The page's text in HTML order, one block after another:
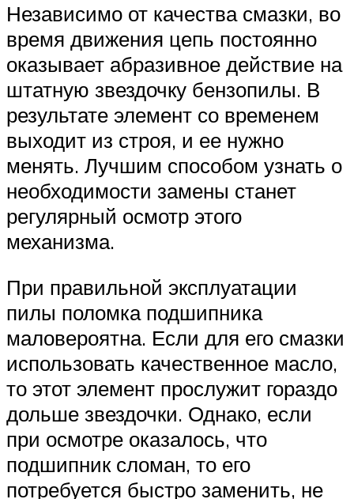
Независимо от качества смазки, во
время движения цепь постоянно
оказывает абразивное действие на
штатную звездочку бензопилы. В
результате элемент со временем
выходит из строя, и ее нужно
менять. Лучшим способом узнать о
необходимости замены станет
регулярный осмотр этого
механизма.
При правильной эксплуатации
пилы поломка подшипника
маловероятна. Если для его смазки
использовать качественное масло,
то этот элемент прослужит гораздо
дольше звездочки. Однако, если
при осмотре оказалось, что
подшипник сломан, то его
потребуется быстро заменить, не